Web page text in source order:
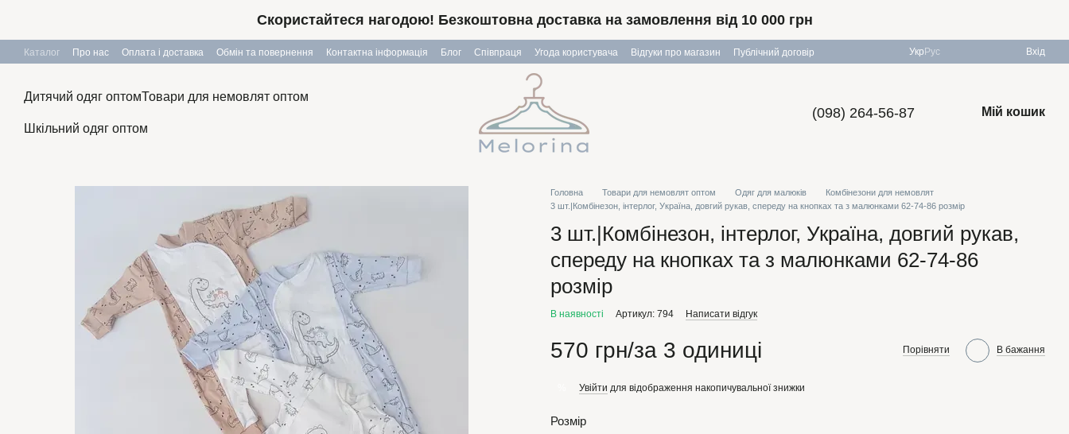
Скористайтеся нагодою! Безкоштовна доставка на замовлення від 10 000 грн
Каталог Про нас Оплата і доставка Обмін та повернення Контактна інформація Блог Співпраця Угода користувача Відгуки про магазин Публічний договір Укр Рус Вхід
Дитячий одяг оптомТовари для немовлят оптом
Шкільний одяг оптом
(098) 264-56-87 Мій кошик
Головна Товари для немовлят оптом Одяг для малюків
Комбінезони для немовлят
3 шт.|Комбінезон, інтерлог, Україна, довгий рукав, спереду на кнопках та з малюнками 62-74-86 розмір
3 шт.|Комбінезон, інтерлог, Україна, довгий рукав,
спереду на кнопках та з малюнками 62-74-86
розмір
В наявності Артикул: 794 Написати відгук
570 грн/за 3 одиниці Порівняти В бажання
Увійти для відображення накопичувальної знижки
Розмір